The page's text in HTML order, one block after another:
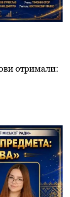
oтримали: